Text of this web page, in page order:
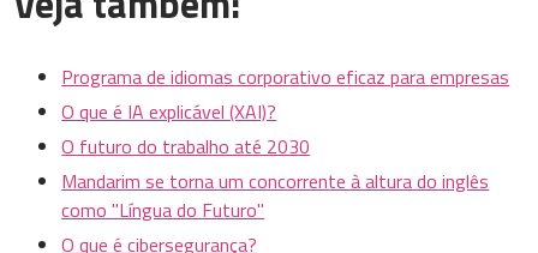
Programa de idiomas corporativo eficaz para empresas
O que é IA explicável (XAI)?
O futuro do trabalho até 2030
Mandarim se torna um concorrente à altura do inglês
como "Língua do Futuro"
O que é cibersegurança?